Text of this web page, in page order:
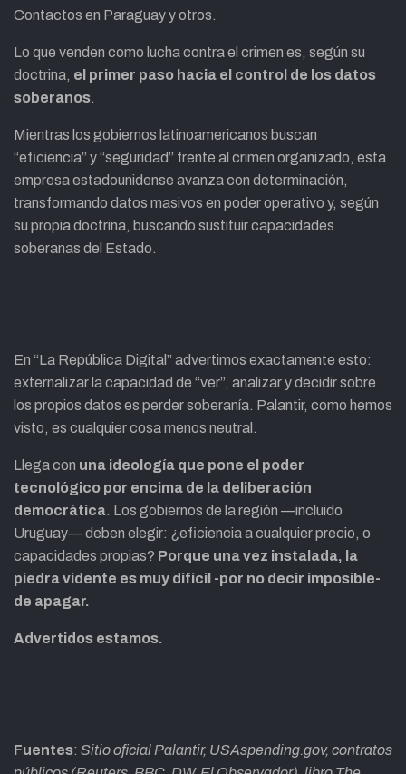
Contactos en Paraguay y otros.
Lo que venden como lucha contra el crimen es, según su
doctrina, el primer paso hacia el control de los datos
soberanos.
Mientras los gobiernos latinoamericanos buscan
“eficiencia” y “seguridad” frente al crimen organizado, esta
empresa estadounidense avanza con determinación,
transformando datos masivos en poder operativo y, según
su propia doctrina, buscando sustituir capacidades
soberanas del Estado.
En “La República Digital” advertimos exactamente esto:
externalizar la capacidad de “ver”, analizar y decidir sobre
los propios datos es perder soberanía. Palantir, como hemos
visto, es cualquier cosa menos neutral.
Llega con una ideología que pone el poder
tecnológico por encima de la deliberación
democrática. Los gobiernos de la región —incluido
Uruguay— deben elegir: ¿eficiencia a cualquier precio, o
capacidades propias? Porque una vez instalada, la
piedra vidente es muy difícil -por no decir imposible-
de apagar.
Advertidos estamos.
Fuentes: Sitio oficial Palantir, USAspending.gov, contratos